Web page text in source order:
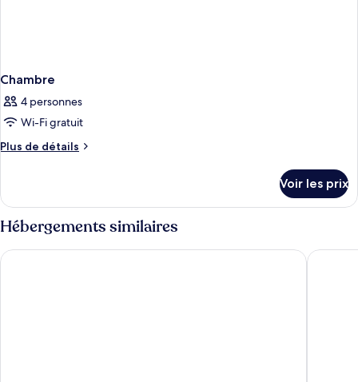
Chambre
4 personnes
Wi-Fi gratuit
Plus de détails
Plus
le
type
de
chambre
Chambre
Voir les prix
Hébergements similaires
Hotel U Tri Pstrosu Hotel